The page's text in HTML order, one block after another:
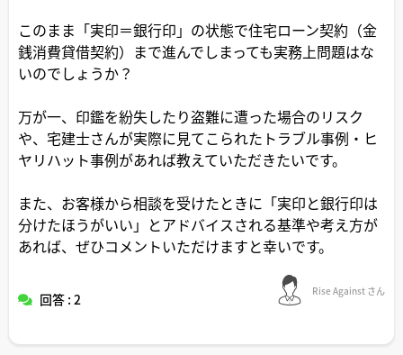
このまま「実印＝銀行印」の状態で住宅ローン契約（金
銭消費貸借契約）まで進んでしまっても実務上問題はな
いのでしょうか？
万が一、印鑑を紛失したり盗難に遭った場合のリスク
や、宅建士さんが実際に見てこられたトラブル事例・ヒ
ヤリハット事例があれば教えていただきたいです。
また、お客様から相談を受けたときに「実印と銀行印は
分けたほうがいい」とアドバイスされる基準や考え方が
あれば、ぜひコメントいただけますと幸いです。
回答 : 2 Rise Against さん